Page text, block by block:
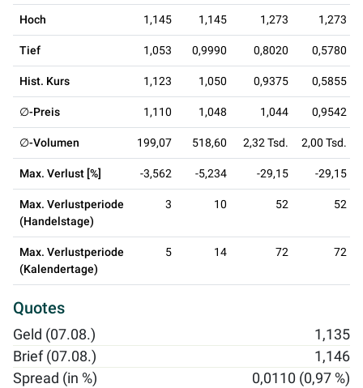
Hoch 1,145 1,145 1,273 1,273
Tief 1,053 0,9990 0,8020 0,5780
Hist. Kurs 1,123 1,050 0,9375 0,5855
∅-Preis 1,110 1,048 1,044 0,9542
∅-Volumen 199,07 518,60 2,32 Tsd. 2,00 Tsd.
Max. Verlust [%] -3,562 -5,234 -29,15 -29,15
Max. Verlustperiode
(Handelstage)
3 10 52 52
Max. Verlustperiode
(Kalendertage)
5 14 72 72
Quotes
Geld (07.08.)
1,135
Brief (07.08.)
1,146
Spread (in %)
0,0110 (0,97 %)